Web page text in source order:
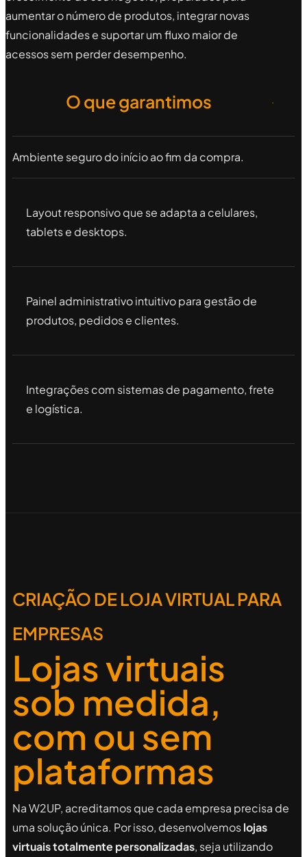
aumentar o número de produtos, integrar novas
funcionalidades e suportar um fluxo maior de
acessos sem perder desempenho.
O que garantimos
Ambiente seguro do início ao fim da compra.
Layout responsivo que se adapta a celulares,
tablets e desktops.
Painel administrativo intuitivo para gestão de
produtos, pedidos e clientes.
Integrações com sistemas de pagamento, frete
e logística.
CRIAÇÃO DE LOJA VIRTUAL PARA
EMPRESAS
Lojas virtuais
sob medida,
com ou sem
plataformas
Na W2UP, acreditamos que cada empresa precisa de
uma solução única. Por isso, desenvolvemoslojas
virtuais totalmente personalizadas, seja utilizando